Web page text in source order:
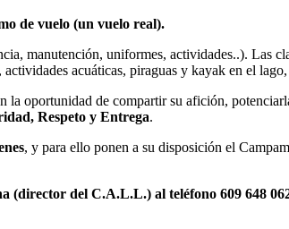
de vuelo (un vuelo real).
manutención, uniformes, actividades..). Las
, actividades acuáticas, piraguas y kayak en el
la oportunidad de compartir su afición,
Respeto y Entrega.
, y para ello ponen a su disposición el
(director del C.A.L.L.) al teléfono 609 648